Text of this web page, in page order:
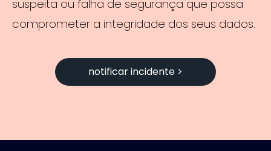
suspeita ou falha de segurança que possa
comprometer a integridade dos seus dados.
notificar incidente >